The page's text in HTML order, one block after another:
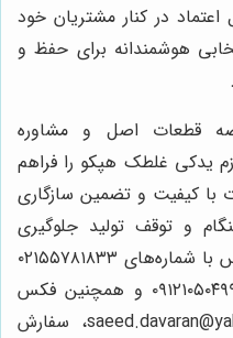
در کنار مشتریان خود
هوشمندانه برای حفظ و
قطعات اصل و مشاوره
یدکی غلطک هپکو را فراهم
با کیفیت و تضمین سازگاری
و توقف تولید جلوگیری
می‌کند. مشتریان می‌توانند با تماس با شماره‌های ۰۲۱۵۵۷۸۱۸۳۳
و ۰۲۱۵۵۷۱۶۸۰۰ یا شماره همراه ۰۹۱۲۱۰۵۰۴۹۹ و همچنین فکس
۰۲۱۵۵۷۲۸۴۰۰ و ایمیل saeed.davaran@yahoo.com، سفارش